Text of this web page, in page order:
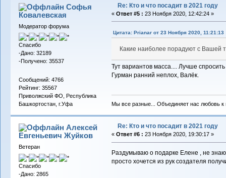
Софья
Ковалевская
Модератор форума
Спасибо
-Дано: 32189
-Получено: 35537
Сообщений: 4766
Рейтинг: 35567
Приволжский ФО, Республика
Башкортостан, г.Уфа
Re: Кто и что посадит в 2021 году
« Ответ #5 : 23 Ноября 2020, 12:42:24 »
Цитата: Prianar от 23 Ноября 2020, 11:21:13
Какие наиболее порадуют с Вашей
Тут вариантов масса.... Лучше
Гурман ранний неплох, Валёк.
Мы все разные... Объединяет нас любовь к
Алексей
Евгеньевич Жуйков
Ветеран
Спасибо
-Дано: 2865
Re: Кто и что посадит в 2021 году
« Ответ #6 : 23 Ноября 2020, 19:30:17 »
Раздумываю о подарке Елене , не
просто хочется из рук создателя